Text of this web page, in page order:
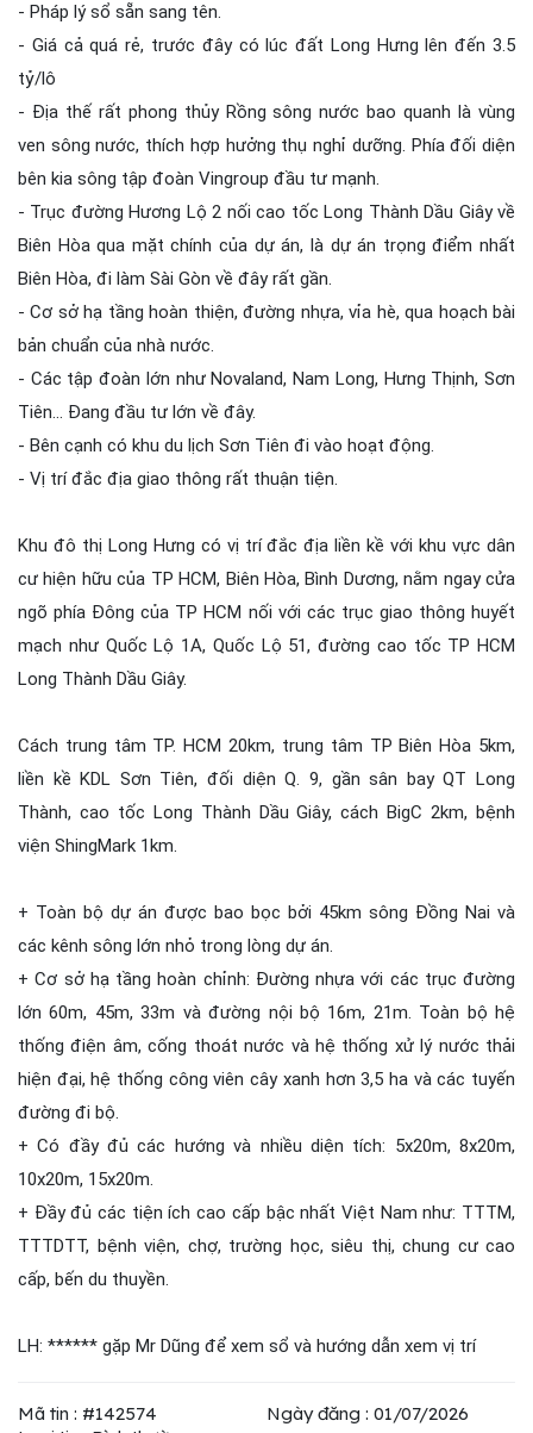
- Pháp lý sổ sẵn sang tên.
- Giá cả quá rẻ, trước đây có lúc đất Long Hưng lên đến 3.5
tỷ/lô
- Địa thế rất phong thủy Rồng sông nước bao quanh là vùng
ven sông nước, thích hợp hưởng thụ nghỉ dưỡng. Phía đối diện
bên kia sông tập đoàn Vingroup đầu tư mạnh.
- Trục đường Hương Lộ 2 nối cao tốc Long Thành Dầu Giây về
Biên Hòa qua mặt chính của dự án, là dự án trọng điểm nhất
Biên Hòa, đi làm Sài Gòn về đây rất gần.
- Cơ sở hạ tầng hoàn thiện, đường nhựa, vỉa hè, qua hoạch bài
bản chuẩn của nhà nước.
- Các tập đoàn lớn như Novaland, Nam Long, Hưng Thịnh, Sơn
Tiên... Đang đầu tư lớn về đây.
- Bên cạnh có khu du lịch Sơn Tiên đi vào hoạt động.
- Vị trí đắc địa giao thông rất thuận tiện.
Khu đô thị Long Hưng có vị trí đắc địa liền kề với khu vực dân
cư hiện hữu của TP HCM, Biên Hòa, Bình Dương, nằm ngay cửa
ngõ phía Đông của TP HCM nối với các trục giao thông huyết
mạch như Quốc Lộ 1A, Quốc Lộ 51, đường cao tốc TP HCM
Long Thành Dầu Giây.
Cách trung tâm TP. HCM 20km, trung tâm TP Biên Hòa 5km,
liền kề KDL Sơn Tiên, đối diện Q. 9, gần sân bay QT Long
Thành, cao tốc Long Thành Dầu Giây, cách BigC 2km, bệnh
viện ShingMark 1km.
+ Toàn bộ dự án được bao bọc bởi 45km sông Đồng Nai và
các kênh sông lớn nhỏ trong lòng dự án.
+ Cơ sở hạ tầng hoàn chỉnh: Đường nhựa với các trục đường
lớn 60m, 45m, 33m và đường nội bộ 16m, 21m. Toàn bộ hệ
thống điện âm, cống thoát nước và hệ thống xử lý nước thải
hiện đại, hệ thống công viên cây xanh hơn 3,5 ha và các tuyến
đường đi bộ.
+ Có đầy đủ các hướng và nhiều diện tích: 5x20m, 8x20m,
10x20m, 15x20m.
+ Đầy đủ các tiện ích cao cấp bậc nhất Việt Nam như: TTTM,
TTTDTT, bệnh viện, chợ, trường học, siêu thị, chung cư cao
cấp, bến du thuyền.
LH: ****** gặp Mr Dũng để xem sổ và hướng dẫn xem vị trí
Mã tin : #142574
Ngày đăng : 01/07/2026